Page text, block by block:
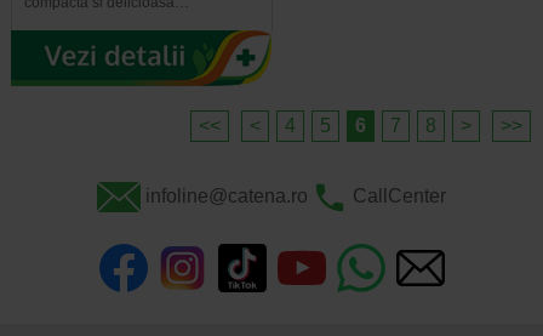
<< < 4 5 6 7 8 > >>
infoline@catena.ro CallCenter